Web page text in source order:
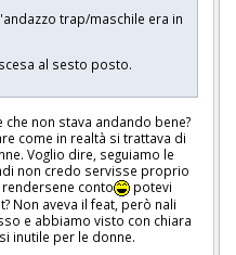
trap/maschile era in
al sesto posto.
non stava andando bene?
come in realtà si trattava di
Voglio dire, seguiamo le
non credo servisse proprio
conto
potevi
Non aveva il feat, però nali
e abbiamo visto con chiara
inutile per le donne.